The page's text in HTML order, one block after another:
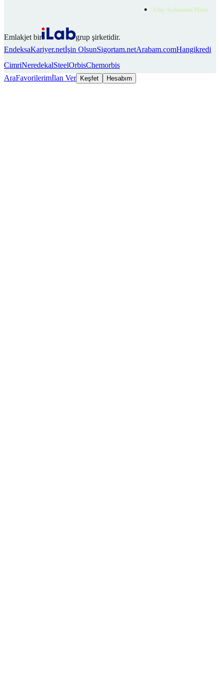
Aday Aydınlatma Metni
Emlakjet bir
grup şirketidir.
EndeksaKariyer.netİşin OlsunSigortam.netArabam.comHangikredi
CimriNeredekalSteelOrbisChemorbis
AraFavorilerimİlan Ver Keşfet Hesabım